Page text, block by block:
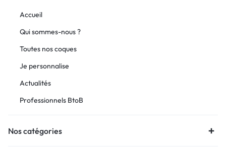
Accueil
Qui sommes-nous ?
Toutes nos coques
Je personnalise
Actualités
Professionnels BtoB
Nos catégories